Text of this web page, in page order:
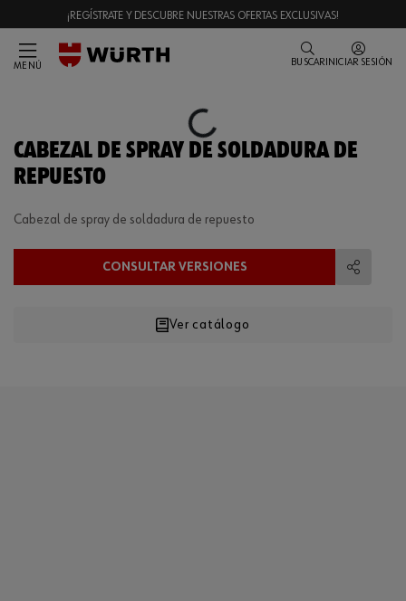
¡REGÍSTRATE Y DESCUBRE NUESTRAS OFERTAS EXCLUSIVAS!
MENÚ BUSCAR INICIAR SESIÓN
Loading...
CABEZAL DE SPRAY DE SOLDADURA DE
REPUESTO
Cabezal de spray de soldadura de repuesto
CONSULTAR VERSIONES
Ver catálogo